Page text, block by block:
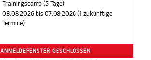
Trainingscamp (5 Tage)
03.08.2026 bis 07.08.2026 (1 zukünftige
Termine)
ANMELDEFENSTER GESCHLOSSEN